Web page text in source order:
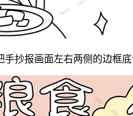
报画面左右两侧的边框底